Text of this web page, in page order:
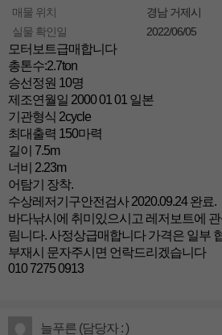
매물 위치
경남 거제시
실물 확인일
2022/06/05
모터보트급매합니다
총톤수:2.7ton
승선정원 10명
제조연월일 2000 01 01 일본
기관형식 2cycle
최대출력 150마력
길이 7.5m
너비 2.23m
어탐기 장착.
수상레저기구안전검사 2020.09.24 완료.
바다낚시에 취미있으시고 레저보트에
림니다. 사정상급매합니다 가격은 일부
부재시 문자주시면 언락드리겠습니다
010 7275 0913
늘푸른 (담당자 : )